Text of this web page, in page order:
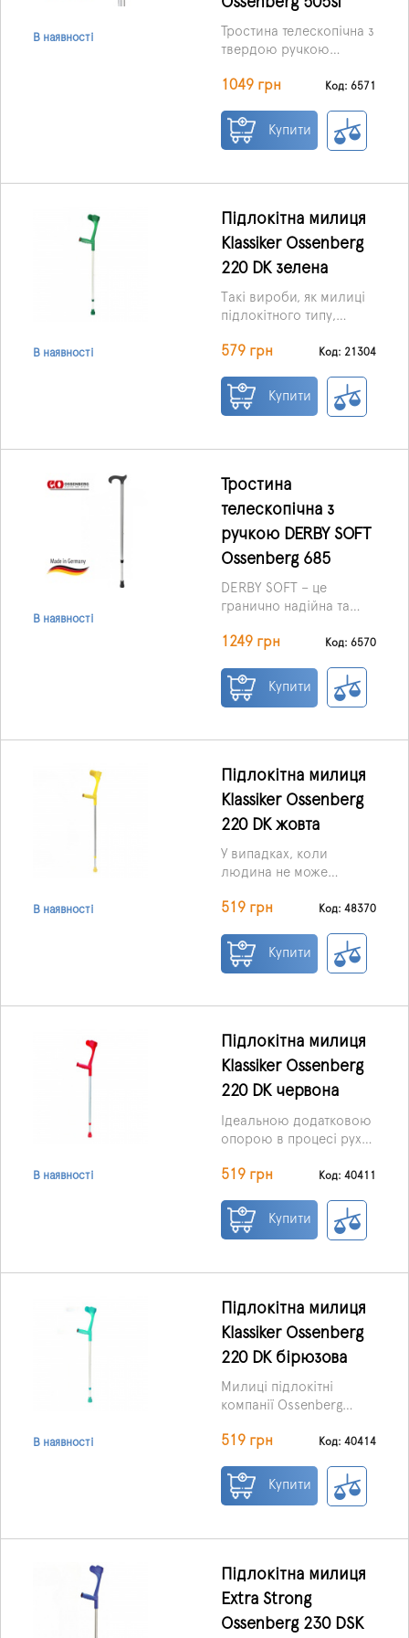
В наявності
Тростина телескопічна з
твердою ручкою
аксесуар, необхідний
підтримки маси тіла під
час ходьби, утримання
1049 грн Код: 6571
Купити
В наявності
Підлокітна милиця
Klassiker Ossenberg
220 DK зелена
Такі вироби, як милиці
підлокітного типу,
незамінні, коли у
або кінцівок, і є
труднощі з
зелена Klassiker від
Оссенберг – унікальний
виріб, у своєму роді.
579 грн Код: 21304
Купити
В наявності
Тростина
телескопічна з
ручкою DERBY SOFT
Ossenberg 685
DERBY SOFT – це
гранично надійна та
Оссенберг,
оснащена м'якою
ручкою.
1249 грн Код: 6570
Купити
В наявності
Підлокітна милиця
Klassiker Ossenberg
220 DK жовта
У випадках, коли
людина не може
самостійно, їй потрібна
слабкими руками
ідеально підійде
Підлокітний милиця
«Klassiker»
максимально
підходитиме в
пересування самостійно
неможливе.
519 грн Код: 48370
Купити
В наявності
Підлокітна милиця
Klassiker Ossenberg
220 DK червона
Ідеальною додатковою
опорою в процесі руху
обмеженими
милиці. Сучасні та
ефективні милиці
багатьох ситуаціях.
та характеристик є
оптимальним.
519 грн Код: 40411
Купити
В наявності
Підлокітна милиця
Klassiker Ossenberg
220 DK бірюзова
Милиці підлокітні
компанії Ossenberg
всіх стандартів у галузі
чудову якість з низкою
позитивних
519 грн Код: 40414
Купити
Підлокітна милиця
Extra Strong
Ossenberg 230 DSK